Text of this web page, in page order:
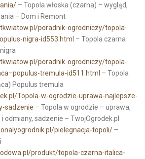
– Topola włoska (czarna) – wygląd,
– Dom i Remont
poradnik-ogrodniczy/topola-
nigra-id553.html – Topola czarna
poradnik-ogrodniczy/topola-
tremula-id511.html – Topola
Populus tremula
Topola-w-ogrodzie-uprawa-najlepsze-
sadzenie – Topola w ogrodzie – uprawa,
odmiany, sadzenie – TwojOgrodek.pl
pielegnacja-topoli/–
produkt/topola-czarna-italica-